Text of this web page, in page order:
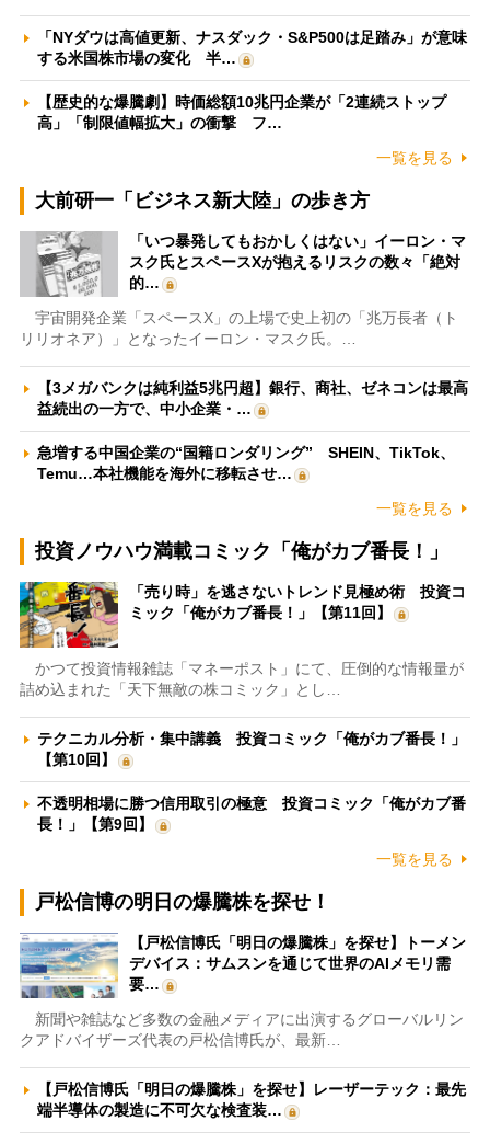
「NYダウは高値更新、ナスダック・S&P500は足踏み」が意味
する米国株市場の変化 半…
【歴史的な爆騰劇】時価総額10兆円企業が「2連続ストップ
高」「制限値幅拡大」の衝撃 フ…
一覧を見る
大前研一「ビジネス新大陸」の歩き方
「いつ暴発してもおかしくはない」イーロン・マ
スク氏とスペースXが抱えるリスクの数々「絶対
的…
宇宙開発企業「スペースX」の上場で史上初の「兆万長者（ト
リリオネア）」となったイーロン・マスク氏。…
【3メガバンクは純利益5兆円超】銀行、商社、ゼネコンは最高
益続出の一方で、中小企業・…
急増する中国企業の“国籍ロンダリング” SHEIN、TikTok、
Temu…本社機能を海外に移転させ…
一覧を見る
投資ノウハウ満載コミック「俺がカブ番長！」
「売り時」を逃さないトレンド見極め術 投資コ
ミック「俺がカブ番長！」【第11回】
かつて投資情報雑誌「マネーポスト」にて、圧倒的な情報量が
詰め込まれた「天下無敵の株コミック」とし…
テクニカル分析・集中講義 投資コミック「俺がカブ番長！」
【第10回】
不透明相場に勝つ信用取引の極意 投資コミック「俺がカブ番
長！」【第9回】
一覧を見る
戸松信博の明日の爆騰株を探せ！
【戸松信博氏「明日の爆騰株」を探せ】トーメン
デバイス：サムスンを通じて世界のAIメモリ需
要…
新聞や雑誌など多数の金融メディアに出演するグローバルリン
クアドバイザーズ代表の戸松信博氏が、最新…
【戸松信博氏「明日の爆騰株」を探せ】レーザーテック：最先
端半導体の製造に不可欠な検査装…